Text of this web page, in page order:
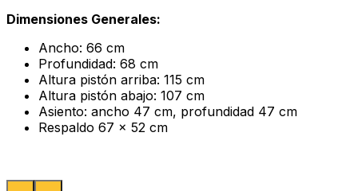
Dimensiones Generales:
Ancho: 66 cm
Profundidad: 68 cm
Altura pistón arriba: 115 cm
Altura pistón abajo: 107 cm
Asiento: ancho 47 cm, profundidad 47 cm
Respaldo 67 x 52 cm